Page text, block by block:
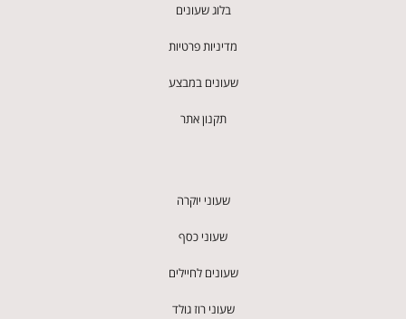
בלוג שעונים
מדיניות פרטיות
שעונים במבצע
תקנון אתר
שעוני יוקרה
שעוני כסף
שעונים לחיילים
שעוני רוז גולד